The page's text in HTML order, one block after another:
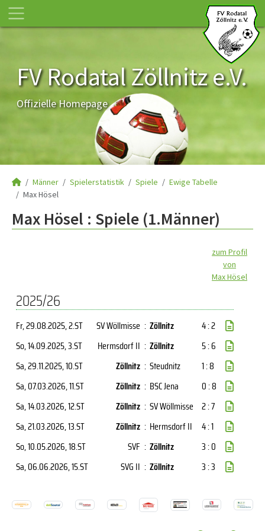
FV Rodatal Zöllnitz e.V.
Offizielle Homepage
Männer Spielerstatistik Spiele
Ewige Tabelle
Max Hösel
Max Hösel : Spiele (1.Männer)
zum Profil
von
Max Hösel
2025/26
Fr, 29.08.2025, 2.ST SV Wöllmisse : Zöllnitz
4 : 2
So, 14.09.2025, 3.ST Hermsdorf II : Zöllnitz
5 : 6
Sa, 29.11.2025, 10.ST Zöllnitz : Steudnitz
1 : 8
Sa, 07.03.2026, 11.ST Zöllnitz : BSC Jena
0 : 8
Sa, 14.03.2026, 12.ST Zöllnitz : SV Wöllmisse 2 : 7
Sa, 21.03.2026, 13.ST Zöllnitz : Hermsdorf II
4 : 1
So, 10.05.2026, 18.ST SVF : Zöllnitz
3 : 0
Sa, 06.06.2026, 15.ST SVG II : Zöllnitz 3 : 3